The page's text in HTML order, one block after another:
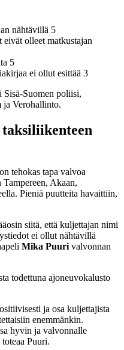
nähtävillä 5
olleet matkustajan
5
ei ollut esittää 3
Sisä-Suomen poliisi,
ja Verohallinto.
tehokas tapa valvoa
Akaan,
Pieniä puutteita havaittiin,
siitä, että kuljettajan nimi
ei ollut nähtävillä
Mika Puuri valvonnan
todettuna ajoneuvokalusto
ja osa kuljettajista
enemmänkin.
hyvin ja valvonnalle
Puuri.